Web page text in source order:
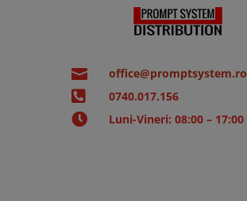
 office@promptsystem.ro
 0740.017.156
 Luni-Vineri: 08:00 – 17:00